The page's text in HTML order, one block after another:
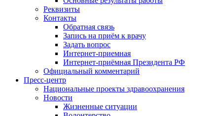
Реквизиты
Контакты
Обратная связь
Запись на приём к врачу
Задать вопрос
Интернет-приемная
Интернет-приёмная Президента РФ
Официальный комментарий
Пресс-центр
Национальные проекты здравоохранения
Новости
Жизненные ситуации